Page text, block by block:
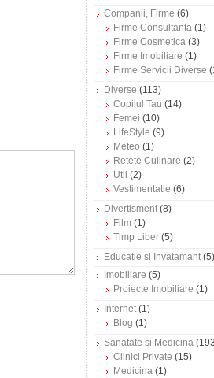
Companii, Firme (6)
Firme Consultanta (1)
Firme Cosmetica (3)
Firme Imobiliare (1)
Firme Servicii Diverse
Diverse (113)
Copilul Tau (14)
Femei (10)
LifeStyle (9)
Meteo (1)
Retete Culinare (2)
Util (2)
Vestimentatie (6)
Divertisment(8)
Film (1)
Timp Liber (5)
Educatie si Invatamant(5)
Imobiliare (5)
Proiecte Imobiliare (1)
Internet(1)
Blog (1)
Sanatate si Medicina
Clinici Private (15)
Medicina (1)